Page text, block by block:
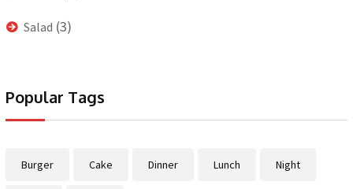
Salad (3)
Popular Tags
Burger Cake Dinner Lunch Night